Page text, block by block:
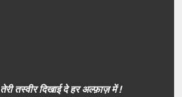
तेरी तस्वीर दिखाई दे हर अल्फ़ाज़ में !